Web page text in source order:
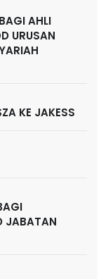
AHLI
URUSAN
KE JAKESS
JABATAN